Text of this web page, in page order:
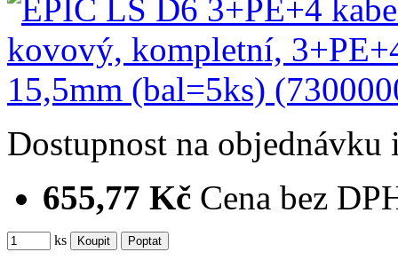
Dostupnost na objednávku
655,77 Kč Cena bez
ks